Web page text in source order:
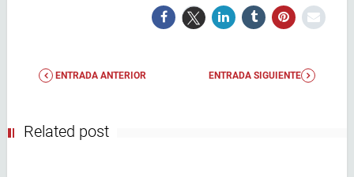
ENTRADA ANTERIOR ENTRADA SIGUIENTE
Related post